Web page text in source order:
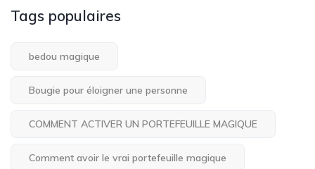
Tags populaires
bedou magique
Bougie pour éloigner une personne
COMMENT ACTIVER UN PORTEFEUILLE MAGIQUE
Comment avoir le vrai portefeuille magique